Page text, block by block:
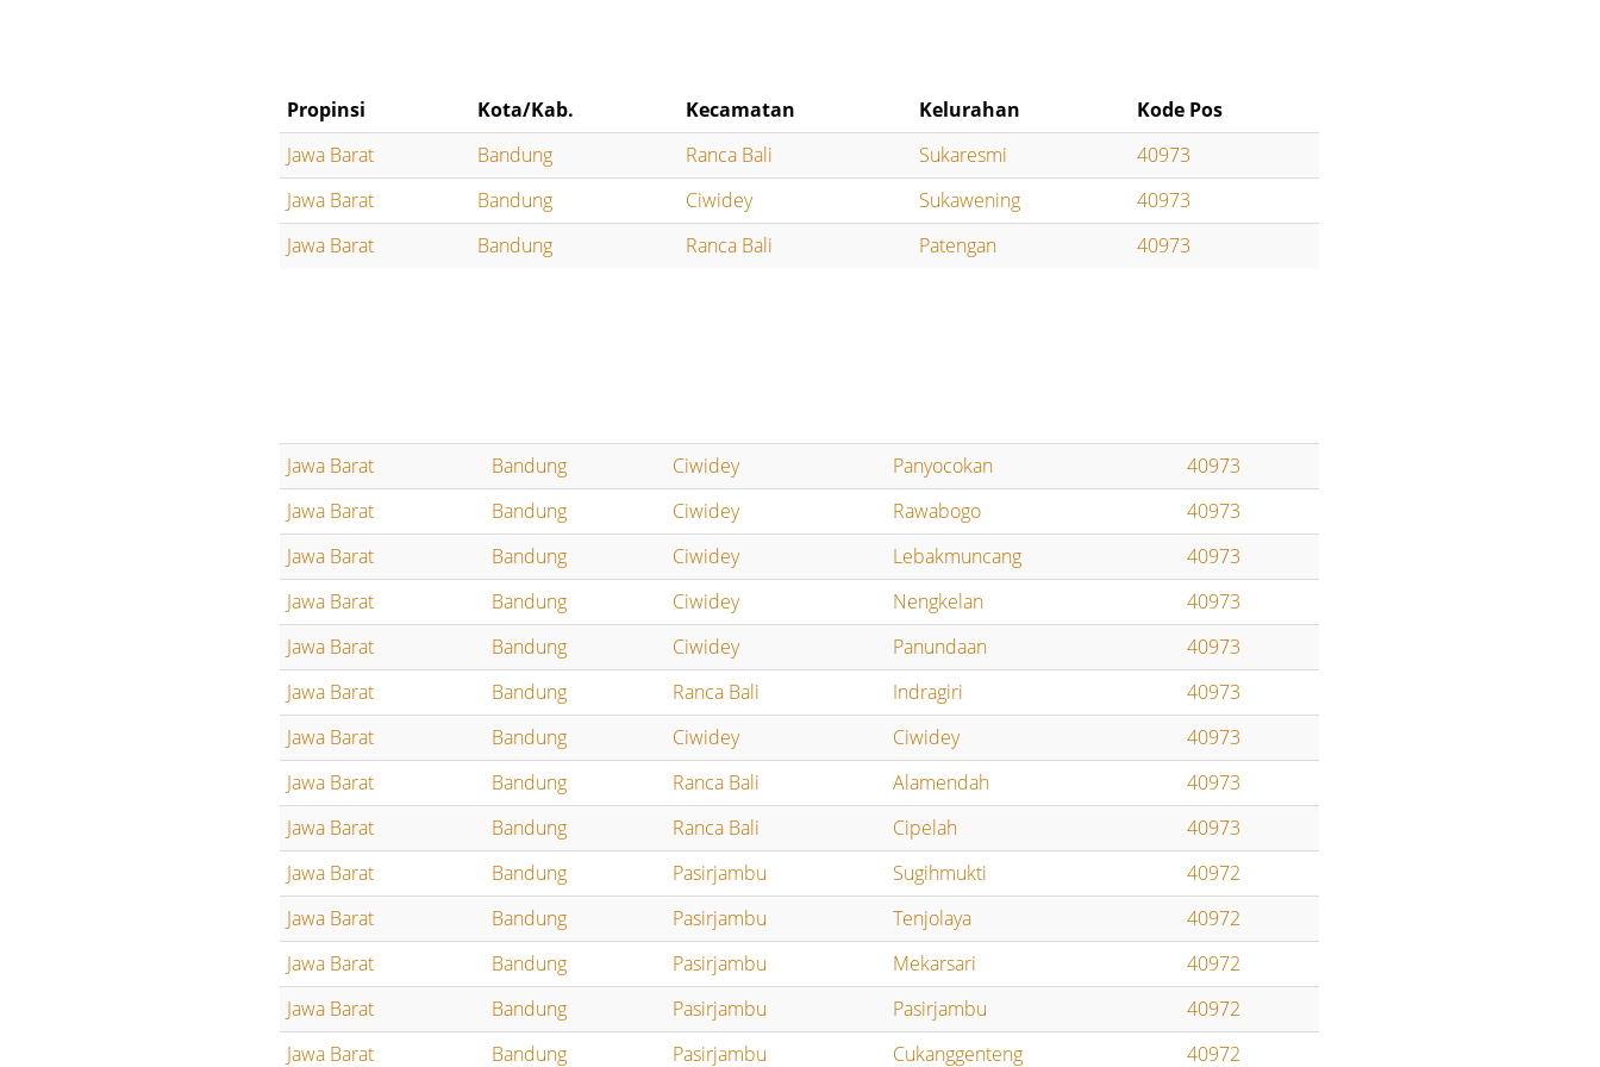
Propinsi Kota/Kab. Kecamatan Kelurahan
Kode Pos
Jawa Barat
Bandung Ranca Bali Sukaresmi
40973
Jawa Barat
Bandung Ciwidey Sukawening
40973
Jawa Barat
Bandung Ranca Bali Patengan 40973
Jawa Barat Bandung Ciwidey Panyocokan
40973
Jawa Barat
Bandung Ciwidey Rawabogo
40973
Jawa Barat
Bandung Ciwidey Lebakmuncang
40973
Jawa Barat
Bandung Ciwidey Nengkelan
40973
Jawa Barat
Bandung Ciwidey Panundaan
40973
Jawa Barat
Bandung Ranca Bali Indragiri
40973
Jawa Barat
Bandung Ciwidey Ciwidey
40973
Jawa Barat
Bandung Ranca Bali Alamendah
40973
Jawa Barat
Bandung Ranca Bali Cipelah
40973
Jawa Barat
Bandung Pasirjambu Sugihmukti
40972
Jawa Barat
Bandung Pasirjambu Tenjolaya
40972
Jawa Barat
Bandung Pasirjambu Mekarsari
40972
Jawa Barat
Bandung Pasirjambu Pasirjambu
40972
Jawa Barat
Bandung Pasirjambu Cukanggenteng 40972